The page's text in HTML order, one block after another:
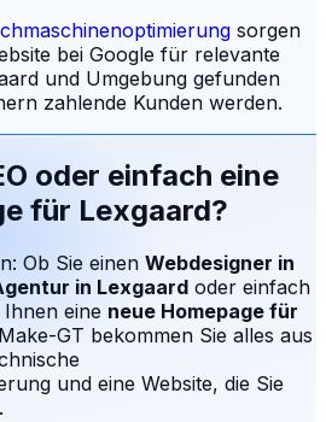
sorgen
bei Google für relevante
und Umgebung gefunden
zahlende Kunden werden.
oder einfach eine
für Lexgaard?
Ob Sie einen Webdesigner in
in Lexgaard oder einfach
eine neue Homepage für
GT bekommen Sie alles aus
und eine Website, die Sie